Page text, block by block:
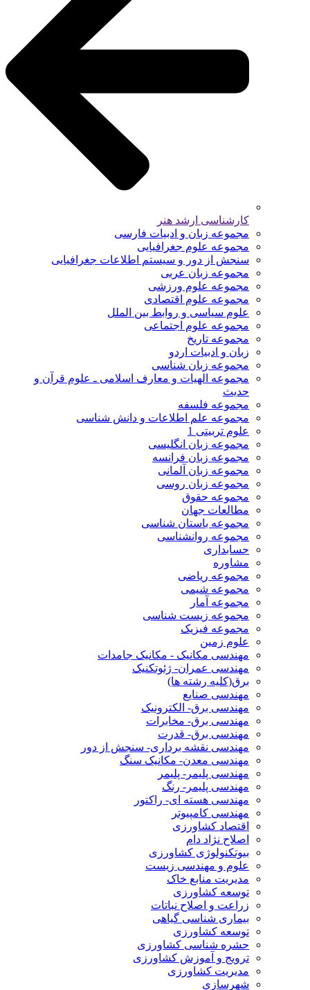
کارشناسی ارشد هنر
مجموعه زبان و ادبیات فارسی
مجموعه علوم جغرافیایی
سنجش از دور و سیستم اطلاعات جغرافیایی
مجموعه زبان عربی
مجموعه علوم ورزشی
مجموعه علوم اقتصادی
علوم سیاسی و روابط بین الملل
مجموعه علوم اجتماعی
مجموعه تاریخ
زبان و ادبیات اردو
مجموعه زبان شناسی
مجموعه الهیات و معارف اسلامی ـ علوم قرآن و
حدیث
مجموعه فلسفه
مجموعه علم اطلاعات و دانش شناسی
علوم تربیتی 1
مجموعه زبان انگلیسی
مجموعه زبان فرانسه
مجموعه زبان آلمانی
مجموعه زبان روسی
مجموعه حقوق
مطالعات جهان
مجموعه باستان شناسی
مجموعه روانشناسی
حسابداری
مشاوره
مجموعه ریاضی
مجموعه شیمی
مجموعه آمار
مجموعه زیست شناسی
مجموعه فیزیک
علوم زمین
مهندسی مکانیک - مکانیک جامدات
مهندسی عمران- ژئوتکنیک
برق(کلیه رشته ها)
مهندسی صنایع
مهندسی برق- الکترونیک
مهندسی برق- مخابرات
مهندسی برق- قدرت
مهندسی نقشه برداری- سنجش از دور
مهندسی معدن- مکانیک سنگ
مهندسی پلیمر- پلیمر
مهندسی پلیمر- رنگ
مهندسی هسته ای- راکتور
مهندسی کامپیوتر
اقتصاد کشاورزی
اصلاح نژاد دام
بیوتکنولوژی کشاورزی
علوم و مهندسی زیست
مدیریت منابع خاک
توسعه کشاورزی
زراعت و اصلاح نباتات
بیماری شناسی گیاهی
توسعه کشاورزی
حشره شناسی کشاورزی
ترویج و آموزش کشاورزی
مدیریت کشاورزی
شهرسازی